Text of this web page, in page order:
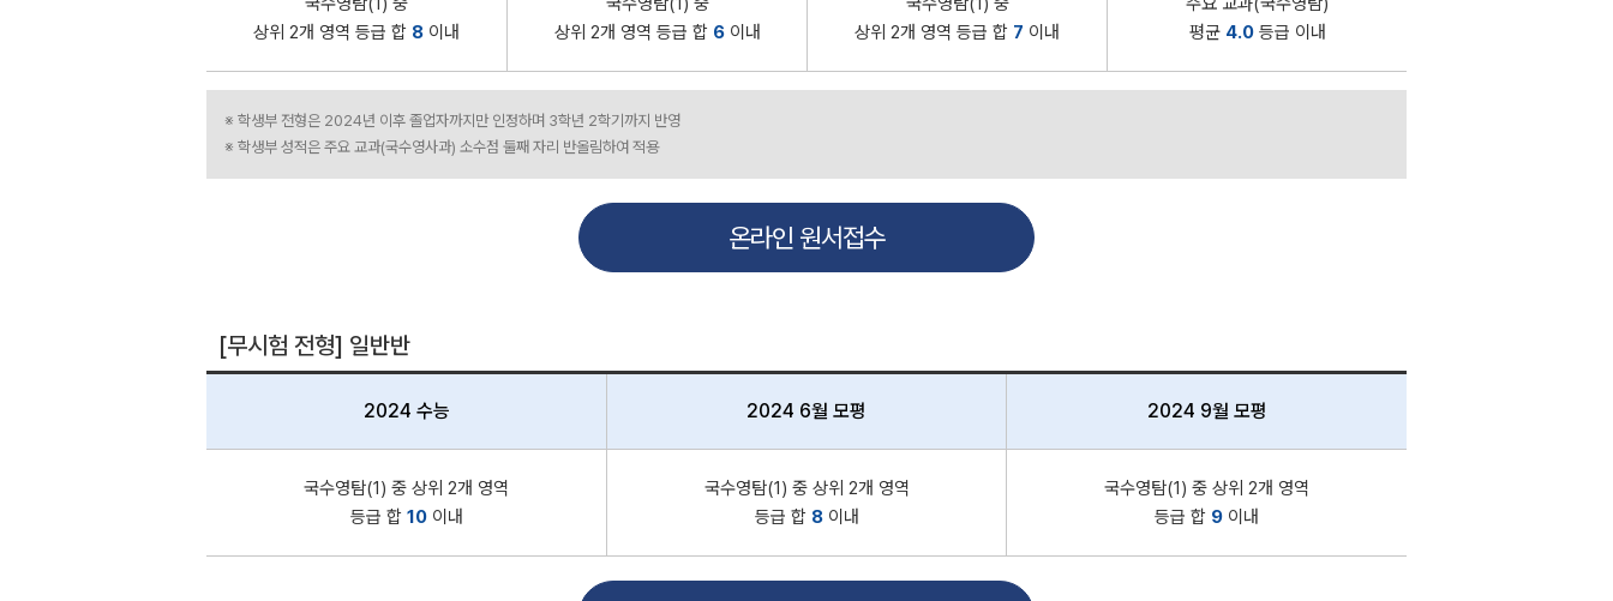
상위 2개 영역 등급 합 8 이내
상위 2개 영역 등급 합 6이내
상위 2개 영역 등급 합 7 이내
평균 4.0등급 이내
※ 학생부 전형은 2024년 이후 졸업자까지만 인정하며 3학년 2학기까지 반영
※ 학생부 성적은 주요 교과(국수영사과) 소수점 둘째 자리 반올림하여 적용
온라인 원서접수
[무시험 전형] 일반반
2024 수능 2024 6월 모평 2024 9월 모평
국수영탐(1) 중 상위 2개 영역
등급 합 10이내
국수영탐(1) 중 상위 2개 영역
등급 합 8이내
국수영탐(1) 중 상위 2개 영역
등급 합 9 이내